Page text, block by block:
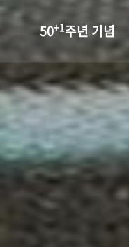
50+1주년 기념
성과 50선
숫자로 보는 50년
세계와 함께 한 KIHASA